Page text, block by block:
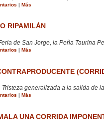
| Más
RIPAMILÁN
de San Jorge, la Peña Taurina
| Más
generalizada a la salida de
| Más
UNA CORRIDA